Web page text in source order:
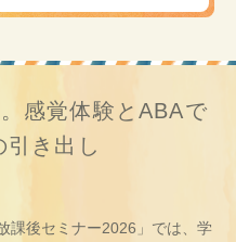
感覚体験とABAで
引き出し
課後セミナー2026」では、学